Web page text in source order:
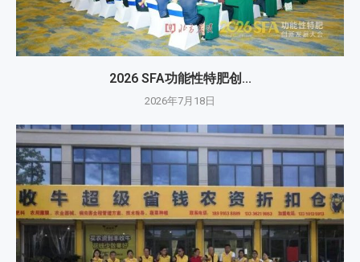
2026 SFA功能性特肥创...
2026年7月18日